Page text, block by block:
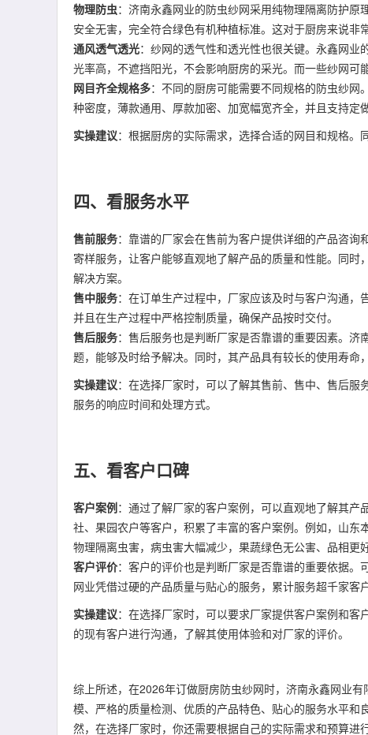
物理防虫：济南永鑫网业的防虫纱网采用纯物理隔离防护
安全无害，完全符合绿色有机种植标准。这对于厨房来说非
通风透气透光：纱网的透气性和透光性也很关键。永鑫网
光率高，不遮挡阳光，不会影响厨房的采光。而一些纱网可
网目齐全规格多：不同的厨房可能需要不同规格的防虫纱
种密度，薄款通用、厚款加密、加宽幅宽齐全，并且支持定
实操建议：根据厨房的实际需求，选择合适的网目和规格。
四、看服务水平
售前服务：靠谱的厂家会在售前为客户提供详细的产品咨询
寄样服务，让客户能够直观地了解产品的质量和性能。同
解决方案。
售中服务：在订单生产过程中，厂家应该及时与客户沟通，
并且在生产过程中严格控制质量，确保产品按时交付。
售后服务：售后服务也是判断厂家是否靠谱的重要因素。
题，能够及时给予解决。同时，其产品具有较长的使用寿命
实操建议：在选择厂家时，可以了解其售前、售中、售后
服务的响应时间和处理方式。
五、看客户口碑
客户案例：通过了解厂家的客户案例，可以直观地了解其
社、果园农户等客户，积累了丰富的客户案例。例如，山东
物理隔离虫害，病虫害大幅减少，果蔬绿色无公害、品相更
客户评价：客户的评价也是判断厂家是否靠谱的重要依据
网业凭借过硬的产品质量与贴心的服务，累计服务超千家客
实操建议：在选择厂家时，可以要求厂家提供客户案例和
的现有客户进行沟通，了解其使用体验和对厂家的评价。
综上所述，在2026年订做厨房防虫纱网时，济南永鑫网业
模、严格的质量检测、优质的产品特色、贴心的服务水平
然，在选择厂家时，你还需要根据自己的实际需求和预算进